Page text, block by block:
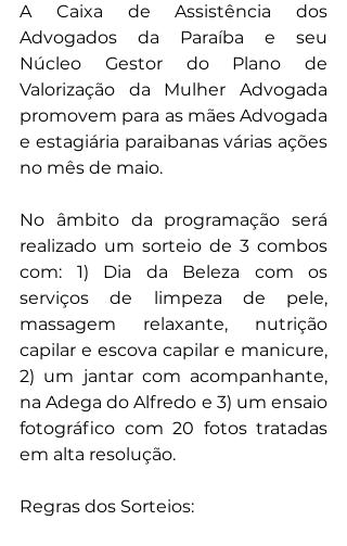
A Caixa de Assistência dos
Advogados da Paraíba e seu
Núcleo Gestor do Plano de
Valorização da Mulher Advogada
promovem para as mães Advogada
e estagiária paraibanas várias ações
no mês de maio.
No âmbito da programação será
realizado um sorteio de 3 combos
com: 1) Dia da Beleza com os
serviços de limpeza de pele,
massagem relaxante, nutrição
capilar e escova capilar e manicure,
2) um jantar com acompanhante,
na Adega do Alfredo e 3) um ensaio
fotográfico com 20 fotos tratadas
em alta resolução.
Regras dos Sorteios: